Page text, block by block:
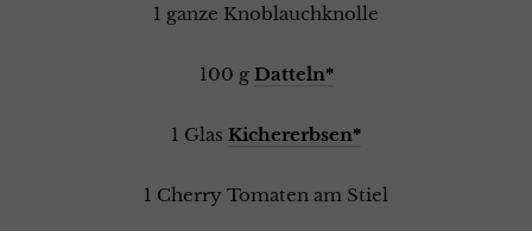
1 ganze Knoblauchknolle
100 g Datteln*
1 Glas Kichererbsen*
1 Cherry Tomaten am Stiel